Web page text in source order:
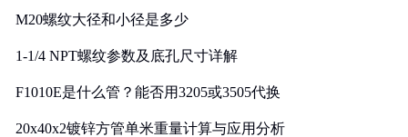
M20螺纹大径和小径是多少
1-1/4 NPT螺纹参数及底孔尺寸详解
F1010E是什么管？能否用3205或3505代换
20x40x2镀锌方管单米重量计算与应用分析